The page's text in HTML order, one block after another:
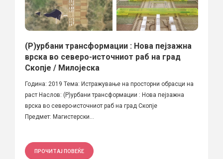
(Р)урбани трансформации : Нова пејзажна
врска во северо-источниот раб на град
Скопје / Милојеска
Година: 2019 Тема: Истражување на просторни обрасци на
раст Наслов: (Р)урбани трансформации : Нова пејзажна
врска во северо-источниот раб на град Скопје
Предмет: Магистерски...
ПРОЧИТАЈ ПОВЕЌЕ